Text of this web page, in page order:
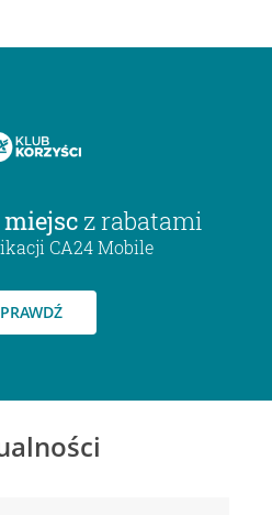
miejsc z rabatami
CA24 Mobile